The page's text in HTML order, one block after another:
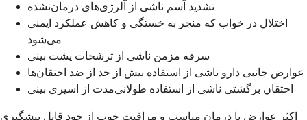
تشدید آسم ناشی از آلرژی‌های درمان‌نشده
اختلال در خواب که منجر به خستگی و کاهش عملکرد ایمنی
می‌شود
سرفه مزمن ناشی از ترشحات پشت بینی
عوارض جانبی دارو ناشی از استفاده بیش از حد از ضد احتقان‌ها
احتقان برگشتی ناشی از استفاده طولانی‌مدت از اسپری بینی
اکثر عوارض با درمان مناسب و مراقبت خوب از خود قابل پیشگیری